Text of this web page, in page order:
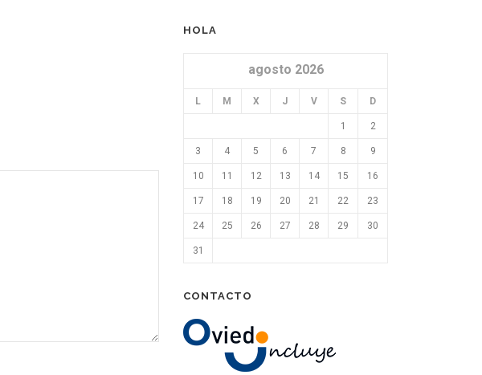
HOLA
agosto 2026
L M X J V S D
1 2
3 4 5 6 7 8 9
10 11 12 13 14 15 16
17 18 19 20 21 22 23
24 25 26 27 28 29 30
31
CONTACTO